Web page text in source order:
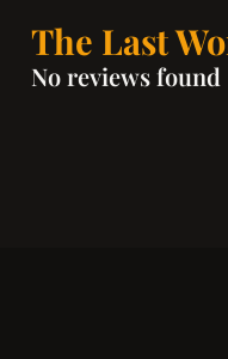
The Last
No reviews found